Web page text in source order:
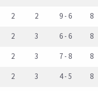
2 2 9 - 6 8
2 3 6 - 6 8
2 3 7 - 8 8
2 3 4 - 5 8